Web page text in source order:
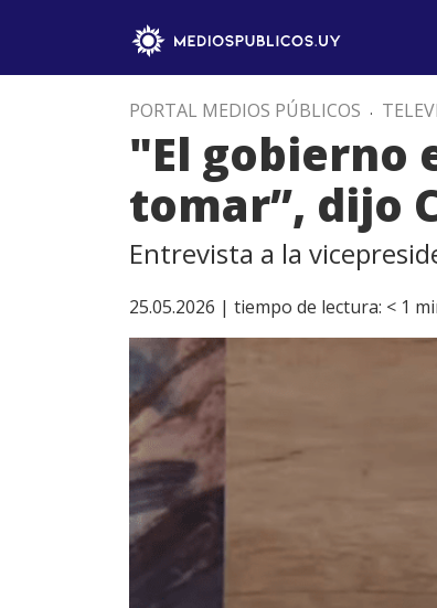
PORTAL MEDIOS PÚBLICOS .
"El gobierno
tomar”, dijo
Entrevista a la
25.05.2026 | tiempo de lectura: < 1